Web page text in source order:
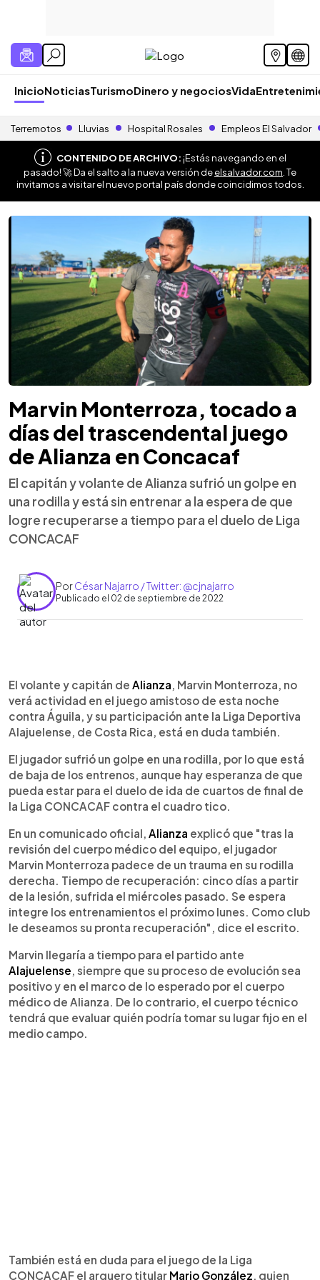
InicioNoticiasTurismoDinero y negociosVida
Terremotos Lluvias Hospital Rosales Empleos El Salvador
CONTENIDO DE ARCHIVO:¡Estás navegando en el
pasado! 🚀 Da el salto a la nueva versión deelsalvador.com . Te
invitamos a visitar el nuevo portal país donde coincidimos todos.
Marvin Monterroza, tocado a
días del trascendental juego
de Alianza en Concacaf
El capitán y volante de Alianza sufrió un golpe en
una rodilla y está sin entrenar a la espera de que
logre recuperarse a tiempo para el duelo de Liga
CONCACAF
PorCésar Najarro / Twitter: @cjnajarro
Publicado el 02 de septiembre de 2022
► Escuchar artículo
El volante y capitán de Alianza, Marvin Monterroza, no
verá actividad en el juego amistoso de esta noche
contra Águila, y su participación ante la Liga Deportiva
Alajuelense, de Costa Rica, está en duda también.
El jugador sufrió un golpe en una rodilla, por lo que está
de baja de los entrenos, aunque hay esperanza de que
pueda estar para el duelo de ida de cuartos de final de
la Liga CONCACAF contra el cuadro tico.
En un comunicado oficial, Alianza explicó que "tras la
revisión del cuerpo médico del equipo, el jugador
Marvin Monterroza padece de un trauma en su rodilla
derecha. Tiempo de recuperación: cinco días a partir
de la lesión, sufrida el miércoles pasado. Se espera
integre los entrenamientos el próximo lunes. Como club
le deseamos su pronta recuperación", dice el escrito.
Marvin llegaría a tiempo para el partido ante
Alajuelense, siempre que su proceso de evolución sea
positivo y en el marco de lo esperado por el cuerpo
médico de Alianza. De lo contrario, el cuerpo técnico
tendrá que evaluar quién podría tomar su lugar fijo en el
medio campo.
También está en duda para el juego de la Liga
CONCACAF el arquero titular Mario González, quien